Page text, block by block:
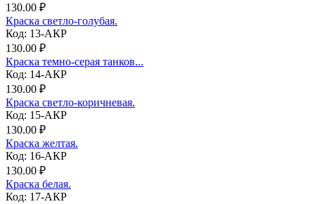
130.00 ₽
Краска светло-голубая.
Код: 13-АКР
130.00 ₽
Краска темно-серая танков...
Код: 14-АКР
130.00 ₽
Краска светло-коричневая.
Код: 15-АКР
130.00 ₽
Краска желтая.
Код: 16-АКР
130.00 ₽
Краска белая.
Код: 17-АКР